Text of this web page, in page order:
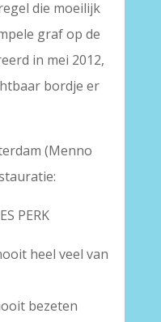
die moeilijk
graf op de
in mei 2012,
bordje er
(Menno
PERK
heel veel van
bezeten